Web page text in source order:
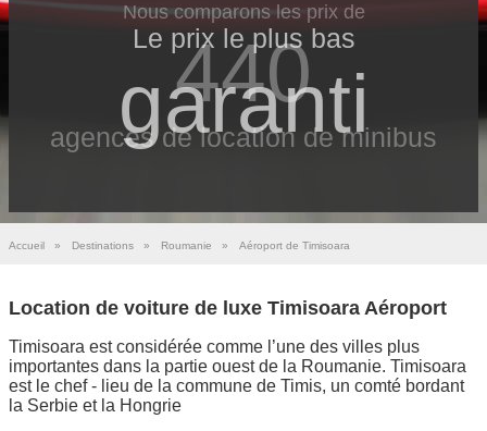
Nous comparons les prix de
440
agences de location de minibus
Le prix le​ plus bas
garanti
Accueil » Destinations » Roumanie » Aéroport de Timisoara
Location de voiture de luxe Timisoara Aéroport
Timisoara est considérée comme l’une des villes plus
importantes dans la partie ouest de la Roumanie. Timisoara
est le chef - lieu de la commune de Timis, un comté bordant
la Serbie et la Hongrie